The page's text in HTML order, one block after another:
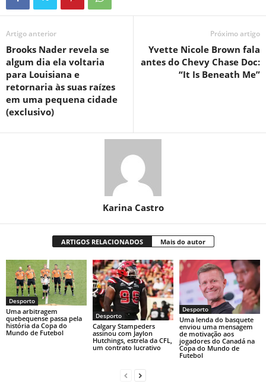
Artigo anterior
Brooks Nader revela se
algum dia ela voltaria
para Louisiana e
retornaria às suas raízes
em uma pequena cidade
(exclusivo)
Próximo artigo
Yvette Nicole Brown fala
antes do Chevy Chase Doc:
“It Is Beneath Me”
Karina Castro
ARTIGOS RELACIONADOS Mais do autor
Desporto
Uma arbitragem
quebequense passa pela
história da Copa do
Mundo de Futebol
Desporto
Calgary Stampeders
assinou com Jaylon
Hutchings, estrela da CFL,
um contrato lucrativo
Desporto
Uma lenda do basquete
enviou uma mensagem
de motivação aos
jogadores do Canadá na
Copa do Mundo de
Futebol